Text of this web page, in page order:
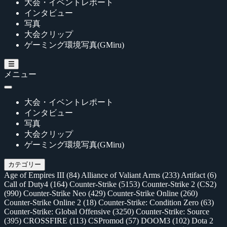
大会・イベントレポート
インタビュー
写真
大会クリップ
ゲーミング環境写真(GMiru)
メニュー
大会・イベントレポート
インタビュー
写真
大会クリップ
ゲーミング環境写真(GMiru)
カテゴリー
Age of Empires III (84) Alliance of Valiant Arms (233) Artifact (6)
Call of Duty4 (164) Counter-Strike (5153) Counter-Strike 2 (CS2)
(990) Counter-Strike Neo (429) Counter-Strike Online (260)
Counter-Strike Online 2 (18) Counter-Strike: Condition Zero (63)
Counter-Strike: Global Offensive (3250) Counter-Strike: Source
(395) CROSSFIRE (113) CSPromod (57) DOOM3 (102) Dota 2